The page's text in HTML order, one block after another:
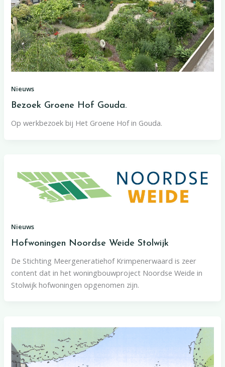
Nieuws
Bezoek Groene Hof Gouda.
Op werkbezoek bij Het Groene Hof in Gouda.
Nieuws
Hofwoningen Noordse Weide Stolwijk
De Stichting Meergeneratiehof Krimpenerwaard is zeer
content dat in het woningbouwproject Noordse Weide in
Stolwijk hofwoningen opgenomen zijn.